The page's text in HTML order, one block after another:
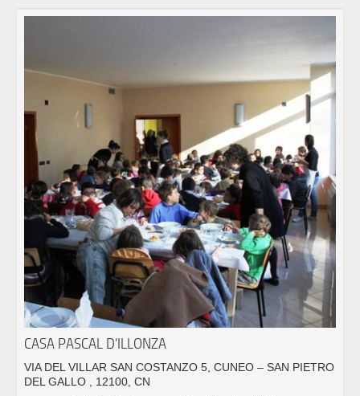
CASA PASCAL D’ILLONZA
VIA DEL VILLAR SAN COSTANZO 5, CUNEO – SAN PIETRO
DEL GALLO , 12100, CN